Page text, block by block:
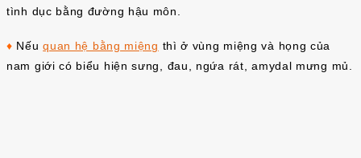
tình dục bằng đường hậu môn.
♦ Nếuquan hệ bằng miệng thì ở vùng miệng và họng của
nam giới có biểu hiện sưng, đau, ngứa rát, amydal mưng mủ.